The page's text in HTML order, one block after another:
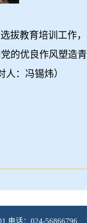
拔教育培训工作
的优良作风塑造
：冯锡炜）
电话：024-56866796